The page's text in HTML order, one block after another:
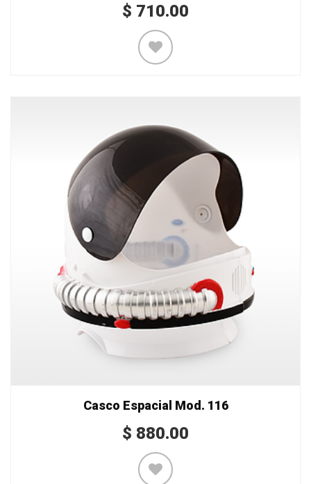
$ 710.00
Casco Espacial Mod. 116
$ 880.00